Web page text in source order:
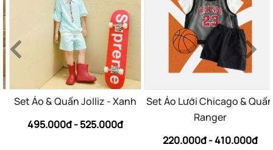
Set Áo & Quần Jolliz - Xanh
495.000đ - 525.000đ
Set Áo Lưới Chicago &
Ranger
220.000đ - 410.000đ